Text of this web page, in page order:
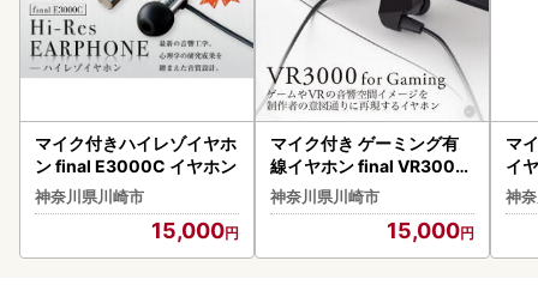
マイク付きハイレゾイヤホ
ン final E3000C イヤホン
神奈川県川崎市
15,000
マイク付き ゲーミング有
線イヤホン final VR3000
for Gaming イヤホン
神奈川県川崎市
15,000
マ
イ
神